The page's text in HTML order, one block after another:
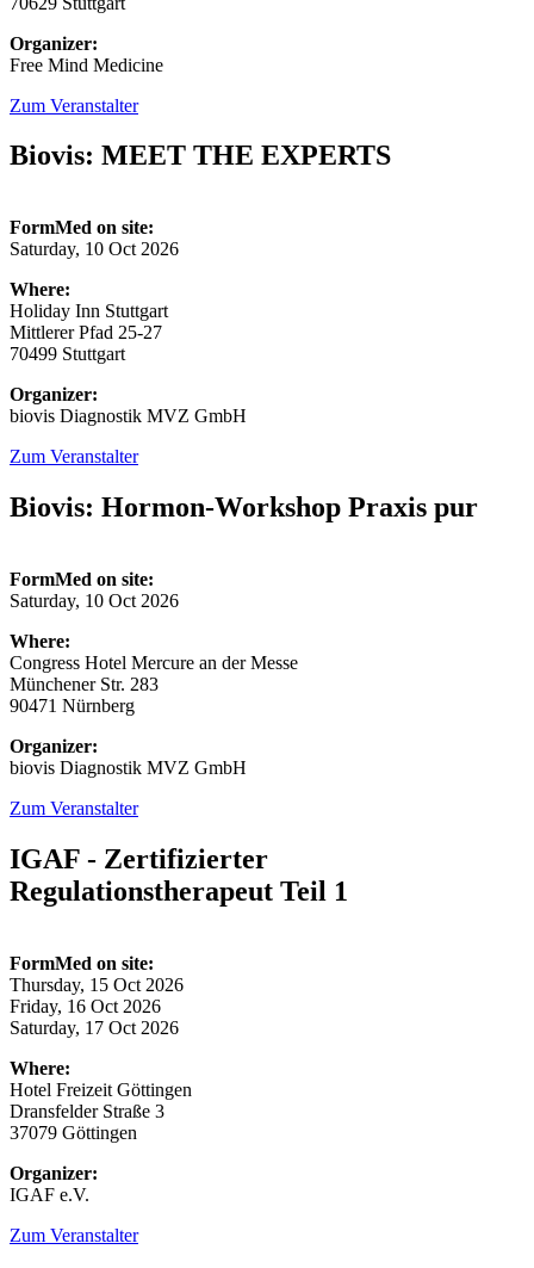
Organizer:
Free Mind Medicine
Zum Veranstalter
Biovis: MEET THE EXPERTS
FormMed on site:
Saturday, 10 Oct 2026
Where:
Holiday Inn Stuttgart
Mittlerer Pfad 25-27
70499 Stuttgart
Organizer:
biovis Diagnostik MVZ GmbH
Zum Veranstalter
Biovis: Hormon-Workshop Praxis pur
FormMed on site:
Saturday, 10 Oct 2026
Where:
Congress Hotel Mercure an der Messe
Münchener Str. 283
90471 Nürnberg
Organizer:
biovis Diagnostik MVZ GmbH
Zum Veranstalter
IGAF - Zertifizierter
Regulationstherapeut Teil 1
FormMed on site:
Thursday, 15 Oct 2026
Friday, 16 Oct 2026
Saturday, 17 Oct 2026
Where:
Hotel Freizeit Göttingen
Dransfelder Straße 3
37079 Göttingen
Organizer:
IGAF e.V.
Zum Veranstalter